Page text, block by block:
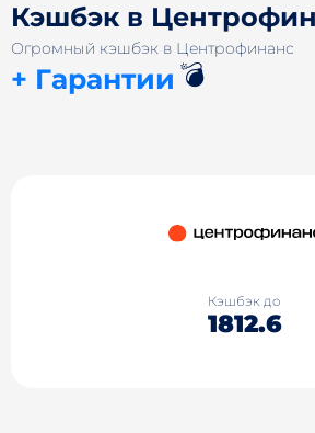
Кэшбэк в
Огромный кэшбэк в Центрофинанс
+ Гарантии 💣
Кэшбэк до
1812.6